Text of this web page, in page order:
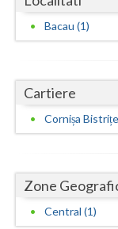
Gorj
Hunedoara
Ialomita
Ilfov
Maramures
Bacau (1)
Cartiere
Cornișa
Zone
Central (1)